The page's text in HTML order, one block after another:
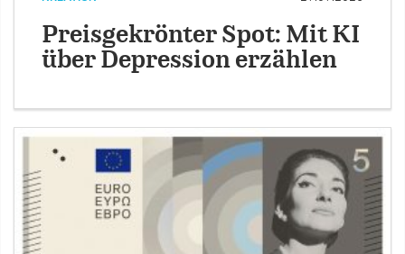
Preisgekrönter Spot: Mit KI
über Depression erzählen